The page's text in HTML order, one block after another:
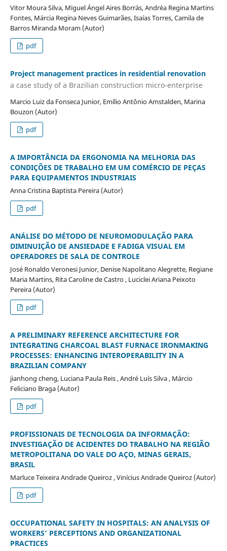
Vitor Moura Silva, Miguel Ángel Aires Borrás, Andréa Regina Martins
Fontes, Márcia Regina Neves Guimarães, Isaías Torres, Camila de
Barros Miranda Moram (Autor)
pdf
Project management practices in residential renovation
a case study of a Brazilian construction micro-enterprise
Marcio Luiz da Fonseca Junior, Emílio Antônio Amstalden, Marina
Bouzon (Autor)
pdf
A IMPORTÂNCIA DA ERGONOMIA NA MELHORIA DAS
CONDIÇÕES DE TRABALHO EM UM COMÉRCIO DE PEÇAS
PARA EQUIPAMENTOS INDUSTRIAIS
Anna Cristina Baptista Pereira (Autor)
pdf
ANÁLISE DO MÉTODO DE NEUROMODULAÇÃO PARA
DIMINUIÇÃO DE ANSIEDADE E FADIGA VISUAL EM
OPERADORES DE SALA DE CONTROLE
José Ronaldo Veronesi Junior, Denise Napolitano Alegrette, Regiane
Maria Martins, Rita Caroline de Castro , Luciclei Ariana Peixoto
Pereira (Autor)
pdf
A PRELIMINARY REFERENCE ARCHITECTURE FOR
INTEGRATING CHARCOAL BLAST FURNACE IRONMAKING
PROCESSES: ENHANCING INTEROPERABILITY IN A
BRAZILIAN COMPANY
jianhong cheng, Luciana Paula Reis , André Luís Silva , Márcio
Feliciano Braga (Autor)
pdf
PROFISSIONAIS DE TECNOLOGIA DA INFORMAÇÃO:
INVESTIGAÇÃO DE ACIDENTES DO TRABALHO NA REGIÃO
METROPOLITANA DO VALE DO AÇO, MINAS GERAIS,
BRASIL
Marluce Teixeira Andrade Queiroz , Vinícius Andrade Queiroz (Autor)
pdf
OCCUPATIONAL SAFETY IN HOSPITALS: AN ANALYSIS OF
WORKERS’ PERCEPTIONS AND ORGANIZATIONAL
PRACTICES